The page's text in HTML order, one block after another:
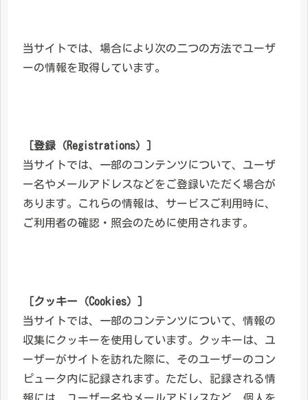
当サイトでは、場合により次の二つの方法でユーザ
ーの情報を取得しています。
［登録（Registrations）］
当サイトでは、一部のコンテンツについて、ユーザ
ー名やメールアドレスなどをご登録いただく場合が
あります。これらの情報は、サービスご利用時に、
ご利用者の確認・照会のために使用されます。
［クッキー（Cookies）］
当サイトでは、一部のコンテンツについて、情報の
収集にクッキーを使用しています。クッキーは、ユ
ーザーがサイトを訪れた際に、そのユーザーのコン
ピュータ内に記録されます。ただし、記録される情